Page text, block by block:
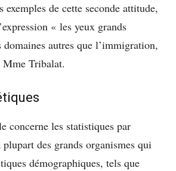
de cette seconde attitude,
« les yeux grands
domaines autres que l’immigration,
Mme Tribalat.
concerne les statistiques par
plupart des grands organismes qui
démographiques, tels que